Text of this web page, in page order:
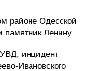
районе Одесской
памятник Ленину.
инцидент
Ивановского